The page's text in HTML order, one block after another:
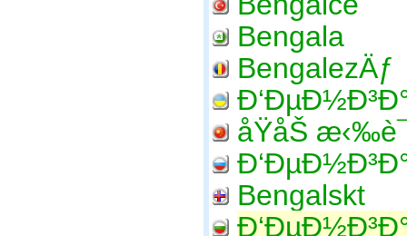
Bengala
BengalezÄƒ
å­ŸåŠ
Bengalskt